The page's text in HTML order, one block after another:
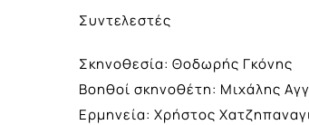
Συντελεστές
Σκηνοθεσία: Θοδωρής Γκόνης
Βοηθοί σκηνοθέτη: Μιχάλης
Ερμηνεία: Χρήστος